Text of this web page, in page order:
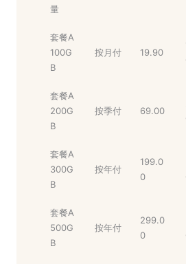
量
套餐A
100G
B
按月付 19.90
套餐A
200G
B
按季付 69.00
套餐A
300G
B
按年付
199.0
0
套餐A
500G
B
按年付
299.0
0